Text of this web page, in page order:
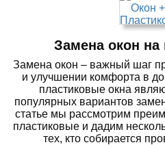
Замена окон на
Замена окон – важный шаг
и улучшении комфорта в
пластиковые окна
популярных вариантов
статье мы рассмотрим
пластиковые и дадим
тех, кто собирается